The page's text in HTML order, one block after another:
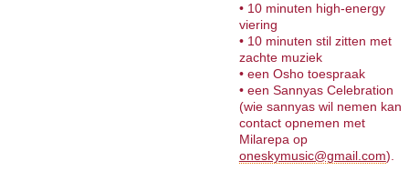
• 10 minuten high-energy
viering
• 10 minuten stil zitten met
zachte muziek
• een Osho toespraak
• een Sannyas Celebration
(wie sannyas wil nemen kan
contact opnemen met
Milarepa op
oneskymusic@gmail.com).